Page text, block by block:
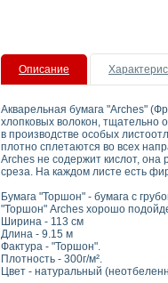
Описание
Акварельная бумага "Arches"
хлопковых волокон, тщательно
в производстве особых
плотно сплетаются во всех
Arches не содержит кислот,
среза. На каждом листе есть
Бумага "Торшон" - бумага с
"Торшон" Arches хорошо
Ширина - 113 см
Длина - 9.15 м
Фактура - "Торшон".
Плотность - 300г/м².
Цвет - натуральный